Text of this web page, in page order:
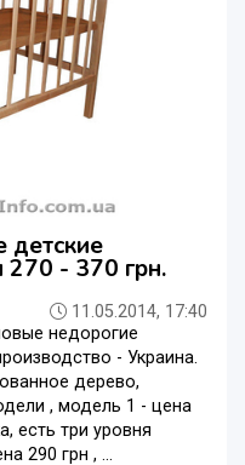
детские
270 - 370 грн.
11.05.2014, 17:40
недорогие
- Украина.
дерево,
, модель 1 - цена
есть три уровня
290 грн , ...